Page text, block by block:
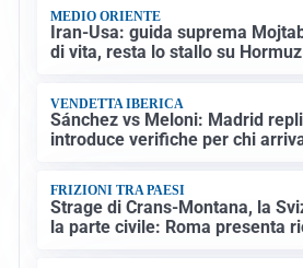
MEDIO ORIENTE
Iran-Usa: guida suprema
di vita, resta lo stallo su Hormuz
VENDETTA IBERICA
Sánchez vs Meloni: Madrid
introduce verifiche per chi
FRIZIONI TRA PAESI
Strage di Crans-Montana, la
la parte civile: Roma presenta